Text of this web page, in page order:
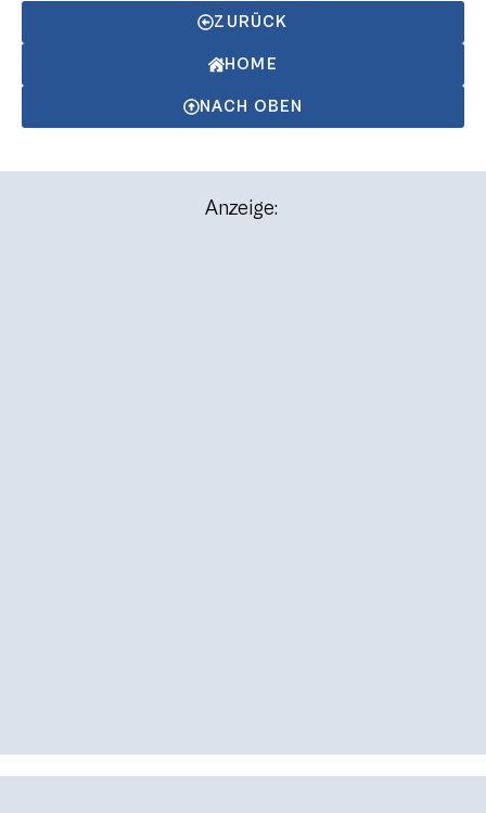
ZURÜCK
HOME
NACH OBEN
Anzeige: